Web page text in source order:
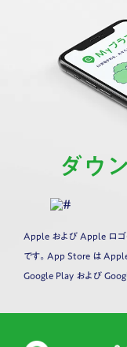
ダウ
Apple および Apple ロ
です。App Store は Apple
Google Play および